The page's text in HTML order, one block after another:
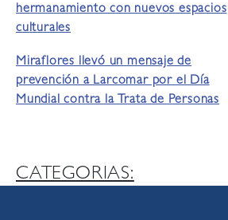
hermanamiento con nuevos espacios
culturales
Miraflores llevó un mensaje de
prevención a Larcomar por el Día
Mundial contra la Trata de Personas
CATEGORIAS: